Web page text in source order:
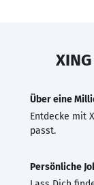
Über eine
Entdecke mit
passt.
Persönliche